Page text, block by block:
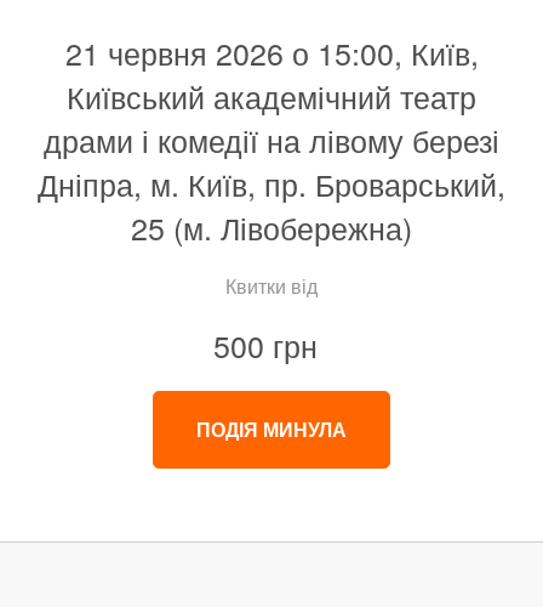
21 червня 2026 о 15:00, Київ,
Київський академічний театр
драми і комедії на лівому березі
Дніпра, м. Київ, пр. Броварський,
25 (м. Лівобережна)
Квитки від
500 грн
ПОДІЯ МИНУЛА